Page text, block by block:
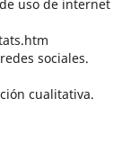
uso de internet
sociales.
cualitativa.